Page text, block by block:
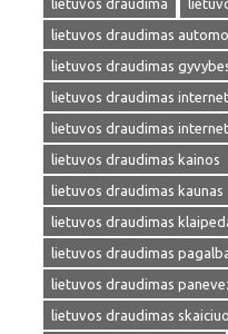
lietuvos draudima
lietuvos draudimas
lietuvos draudimas
lietuvos draudimas
lietuvos draudimas
lietuvos draudimas kainos
lietuvos draudimas kaunas
lietuvos draudimas
lietuvos draudimas
lietuvos draudimas
lietuvos draudimas